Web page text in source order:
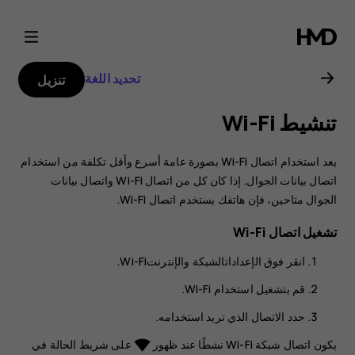
دليل
مستخدم
هاتف
Nokia
4.2
تحديد اللغة تنزيل
تنشيط Wi-Fi
يعد استخدام اتصال Wi-Fi بصورة عامة أسرع وأقل تكلفة من استخدام
اتصال بيانات الجوال. إذا كان كل من اتصال Wi-Fi واتصال بيانات
الجوال متاحين، فإن هاتفك يستخدم اتصال Wi-Fi.
تشغيل اتصال Wi-Fi
انقر فوق الإعداداتالشبكة والإنترنتWi-Fi‬
.
قم بتشغيل استخدام Wi-Fi
.
حدد الاتصال الذي تريد استخدامه.
يكون اتصال شبكة Wi-Fi نشطًا عند ظهور
network_wifi على شريط الحالة في